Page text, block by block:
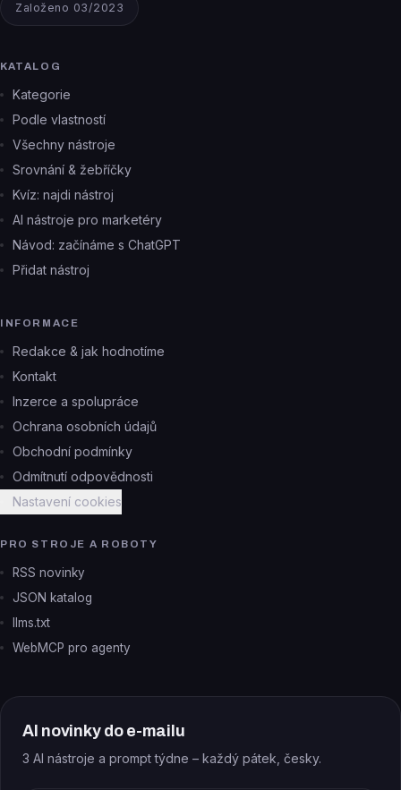
Založeno 03/2023
KATALOG
Kategorie
Podle vlastností
Všechny nástroje
Srovnání & žebříčky
Kvíz: najdi nástroj
AI nástroje pro marketéry
Návod: začínáme s ChatGPT
Přidat nástroj
INFORMACE
Redakce & jak hodnotíme
Kontakt
Inzerce a spolupráce
Ochrana osobních údajů
Obchodní podmínky
Odmítnutí odpovědnosti
Nastavení cookies
PRO STROJE A ROBOTY
RSS novinky
JSON katalog
llms.txt
WebMCP pro agenty
AI novinky do e-mailu
3 AI nástroje a prompt týdne – každý pátek, česky.